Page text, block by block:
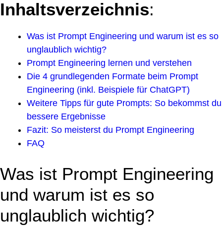
Inhaltsverzeichnis:
Was ist Prompt Engineering und warum ist es so
unglaublich wichtig?
Prompt Engineering lernen und verstehen
Die 4 grundlegenden Formate beim Prompt
Engineering (inkl. Beispiele für ChatGPT)
Weitere Tipps für gute Prompts: So bekommst du
bessere Ergebnisse
Fazit: So meisterst du Prompt Engineering
FAQ
Was ist Prompt Engineering
und warum ist es so
unglaublich wichtig?